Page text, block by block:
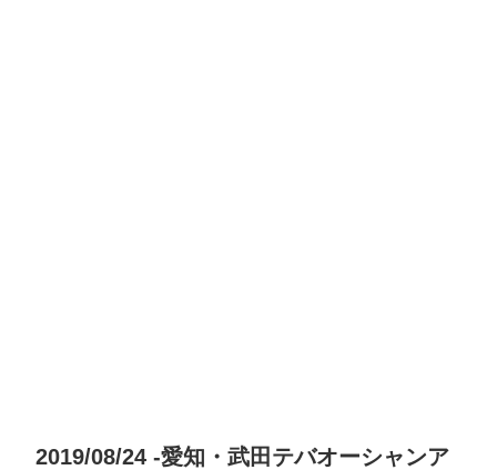
2019/08/24 -愛知・武田テバオーシャンア